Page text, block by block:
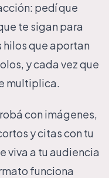
pedí que
te sigan para
hilos que aportan
y cada vez que
multiplica.
con imágenes,
y citas con tu
viva a tu audiencia
funciona